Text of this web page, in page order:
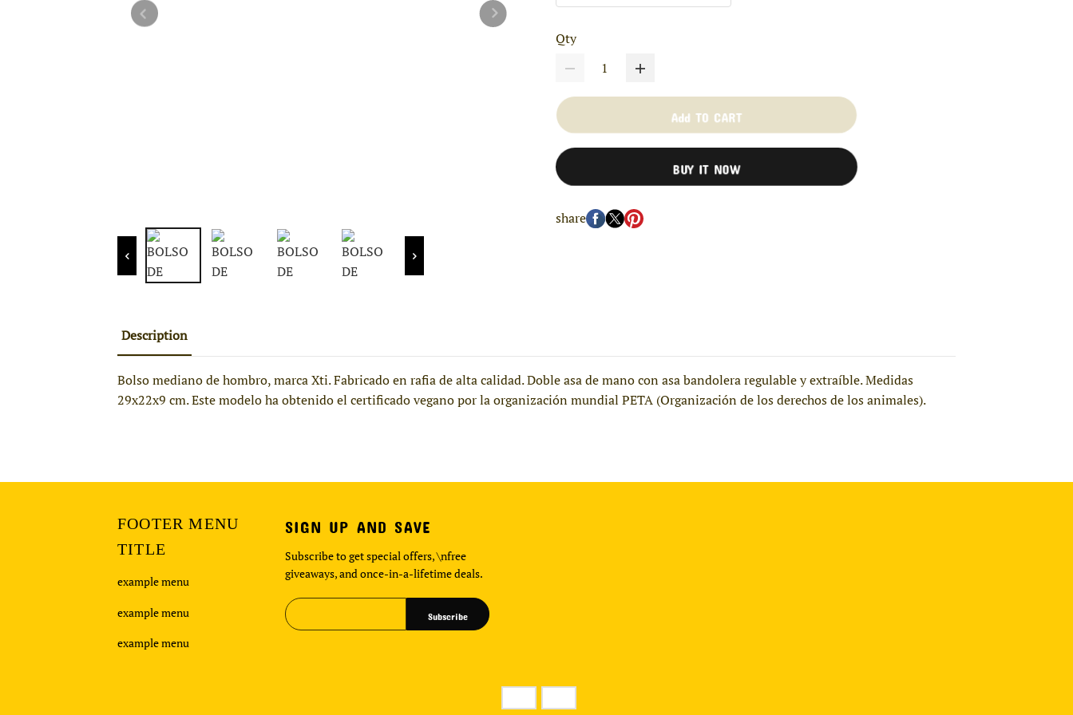
Qty
Add TO CART
BUY IT NOW
share
Description
Bolso mediano de hombro, marca Xti. Fabricado en rafia de alta calidad. Doble asa de mano con asa bandolera regulable y extraíble. Medidas
29x22x9 cm. Este modelo ha obtenido el certificado vegano por la organización mundial PETA (Organización de los derechos de los animales).
FOOTER MENU
TITLE
example menu
example menu
example menu
SIGN UP AND SAVE
Subscribe to get special offers, \nfree
giveaways, and once-in-a-lifetime deals.
Subscribe